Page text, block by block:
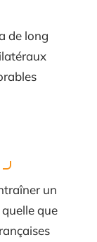
de long
un
que